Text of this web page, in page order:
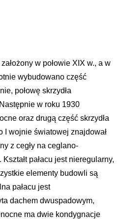
w połowie XIX w., a w
wybudowano część
połowę skrzydła
w roku 1930
oraz drugą część skrzydła
I wojnie światowej znajdował
z cegły na ceglano-
pałacu jest nieregularny,
elementy budowli są
pałacu jest
dachem dwuspadowym,
ma dwie kondygnacje